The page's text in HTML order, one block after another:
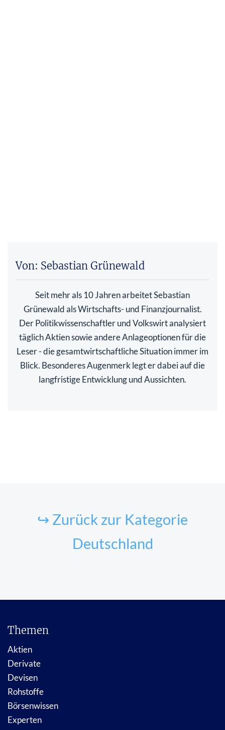
Von: Sebastian Grünewald
Seit mehr als 10 Jahren arbeitet Sebastian
Grünewald als Wirtschafts- und Finanzjournalist.
Der Politikwissenschaftler und Volkswirt analysiert
täglich Aktien sowie andere Anlageoptionen für die
Leser - die gesamtwirtschaftliche Situation immer im
Blick. Besonderes Augenmerk legt er dabei auf die
langfristige Entwicklung und Aussichten.
↪ Zurück zur Kategorie
Deutschland
Themen
Aktien
Derivate
Devisen
Rohstoffe
Börsenwissen
Experten